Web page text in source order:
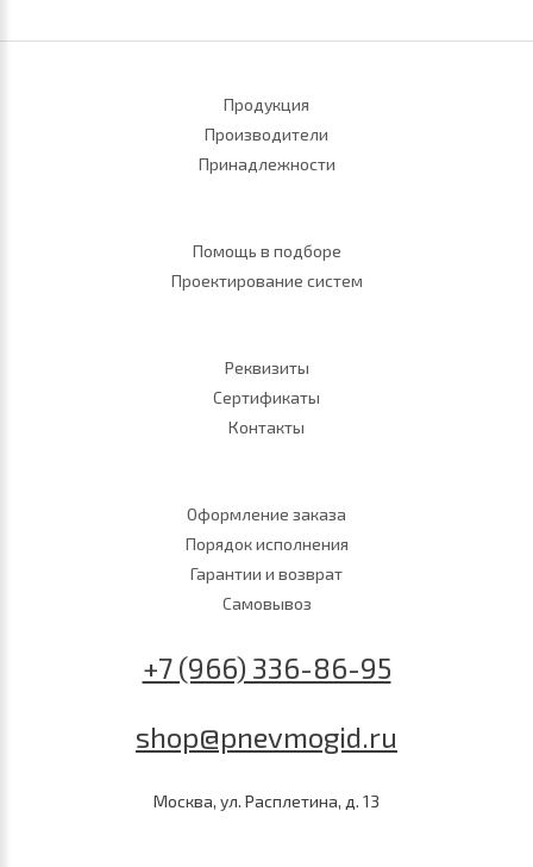
Продукция
Производители
Принадлежности
Помощь в подборе
Проектирование систем
Реквизиты
Сертификаты
Контакты
Оформление заказа
Порядок исполнения
Гарантии и возврат
Самовывоз
+7 (966) 336-86-95
shop@pnevmogid.ru
Москва, ул. Расплетина, д. 13